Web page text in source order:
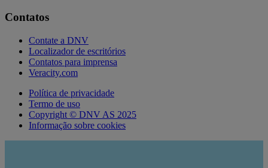
Contatos
Contate a DNV
Localizador de escritórios
Contatos para imprensa
Veracity.com
Política de privacidade
Termo de uso
Copyright © DNV AS 2025
Informação sobre cookies